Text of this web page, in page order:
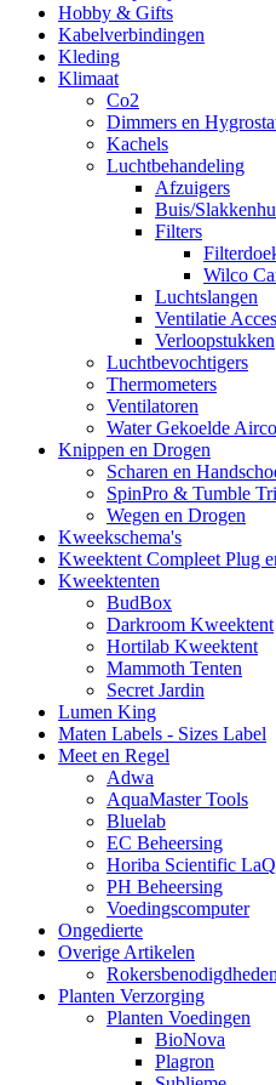
Hobby & Gifts
Kabelverbindingen
Kleding
Klimaat
Co2
Dimmers en
Kachels
Luchtbehandeling
Afzuigers
Buis/
Filters
Wilco
Luchtslangen
Ventilatie
Verloopstukken
Luchtbevochtigers
Thermometers
Ventilatoren
Water Gekoelde
Knippen en Drogen
Scharen en
SpinPro & Tumble
Wegen en Drogen
Kweekschema's
Kweektent Compleet Plug
Kweektenten
BudBox
Darkroom Kweektent
Hortilab Kweektent
Mammoth Tenten
Secret Jardin
Lumen King
Maten Labels - Sizes Label
Meet en Regel
Adwa
AquaMaster Tools
Bluelab
EC Beheersing
Horiba Scientific
PH Beheersing
Voedingscomputer
Ongedierte
Overige Artikelen
Rokersbenodigdheden
Planten Verzorging
Planten Voedingen
BioNova
Plagron